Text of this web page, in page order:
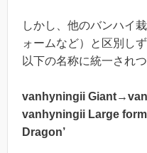
しかし、他のバンハイ
ォームなど）と区別し
以下の名称に統一され
vanhyningii
vanhyningii Large
Dragon’